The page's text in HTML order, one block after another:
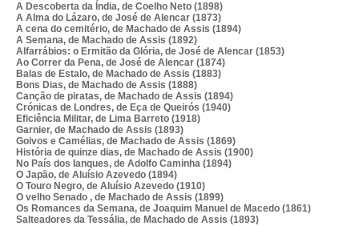
A Descoberta da Índia, de Coelho Neto (1898)
A Alma do Lázaro, de José de Alencar (1873)
A cena do cemitério, de Machado de Assis (1894)
A Semana, de Machado de Assis (1892)
Alfarrábios: o Ermitão da Glória, de José de Alencar (1853)
Ao Correr da Pena, de José de Alencar (1874)
Balas de Estalo, de Machado de Assis (1883)
Bons Dias, de Machado de Assis (1888)
Canção de piratas, de Machado de Assis (1894)
Crónicas de Londres, de Eça de Queirós (1940)
Eficiência Militar, de Lima Barreto (1918)
Garnier, de Machado de Assis (1893)
Goivos e Camélias, de Machado de Assis (1869)
História de quinze dias, de Machado de Assis (1900)
No País dos Ianques, de Adolfo Caminha (1894)
O Japão, de Aluísio Azevedo (1894)
O Touro Negro, de Aluísio Azevedo (1910)
O velho Senado , de Machado de Assis (1899)
Os Romances da Semana, de Joaquim Manuel de Macedo (1861)
Salteadores da Tessália, de Machado de Assis (1893)